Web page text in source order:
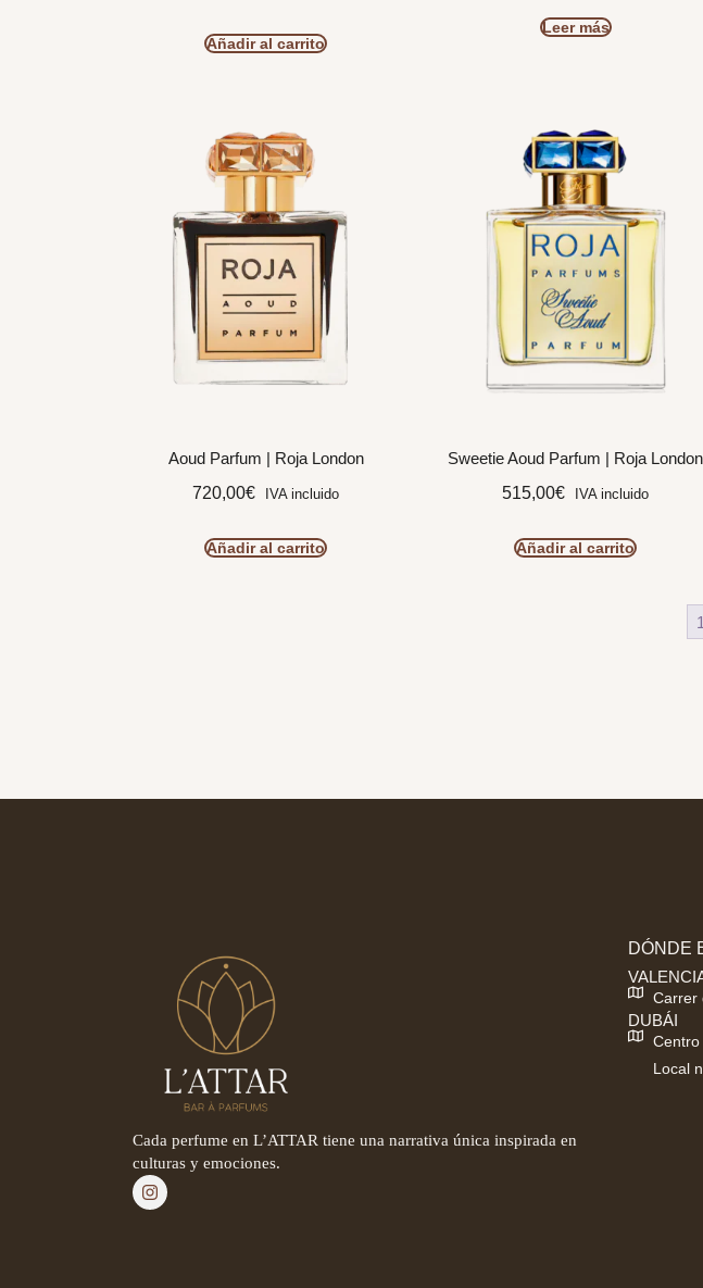
Añadir al carrito
Leer más
Aoud Parfum | Roja London
720,00€ IVA incluido
Añadir al carrito
Sweetie Aoud Parfum | Roja London
515,00€ IVA incluido
Añadir al carrito
1
Cada perfume en L’ATTAR tiene una narrativa única inspirada en
culturas y emociones.
DÓNDE
Carrer
DUBÁI
Centro
Local